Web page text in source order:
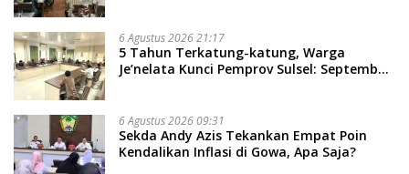
Soal Adat dan Adab
6 Agustus 2026 21:17
5 Tahun Terkatung-katung, Warga
Je’nelata Kunci Pemprov Sulsel: September
6 Agustus 2026 09:31
Sekda Andy Azis Tekankan Empat Poin
Kendalikan Inflasi di Gowa, Apa Saja?